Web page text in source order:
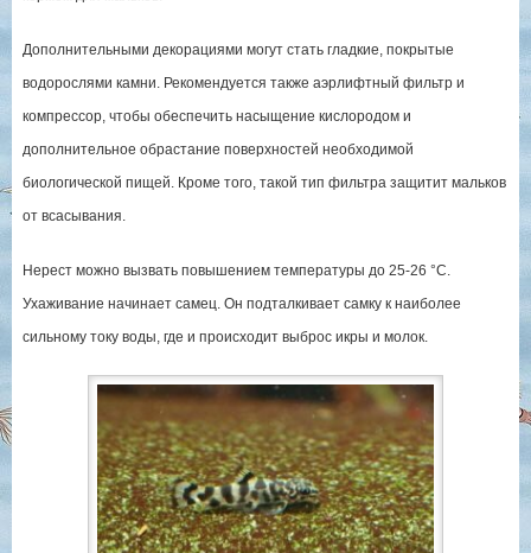
Дополнительными декорациями могут стать гладкие, покрытые
водорослями камни. Рекомендуется также аэрлифтный фильтр и
компрессор, чтобы обеспечить насыщение кислородом и
дополнительное обрастание поверхностей необходимой
биологической пищей. Кроме того, такой тип фильтра защитит мальков
от всасывания.
Нерест можно вызвать повышением температуры до 25-26 °С.
Ухаживание начинает самец. Он подталкивает самку к наиболее
сильному току воды, где и происходит выброс икры и молок.